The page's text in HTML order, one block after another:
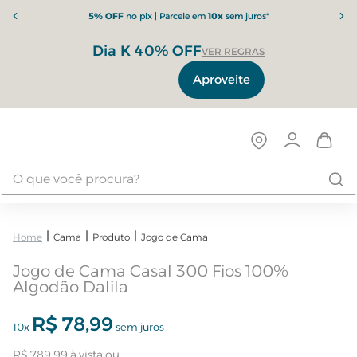
5% OFFno pix | Parcele em10xsem juros*
Dia K 40% OFFVER REGRAS
Aproveite
Cama Produto Jogo de Cama
Jogo de Cama Casal 300 Fios 100%
Algodão Dalila
10x R$ 78,99 sem juros